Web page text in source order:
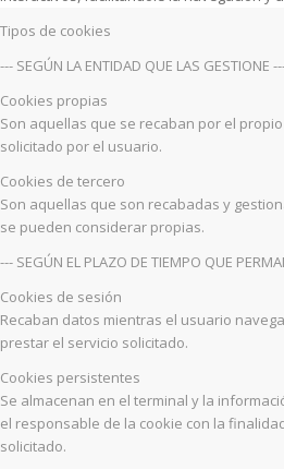
Tipos de cookies
--- SEGÚN LA ENTIDAD QUE LAS GESTIONE
Cookies propias
Son aquellas que se recaban por el
solicitado por el usuario.
Cookies de tercero
Son aquellas que son recabadas y
se pueden considerar propias.
--- SEGÚN EL PLAZO DE TIEMPO QUE
Cookies de sesión
Recaban datos mientras el usuario
prestar el servicio solicitado.
Cookies persistentes
Se almacenan en el terminal y la
el responsable de la cookie con la
solicitado.